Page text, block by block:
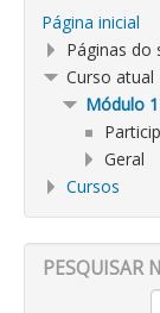
Página inicial
Páginas do
Curso atual
Módulo 1
Geral
Cursos
PESQUISAR